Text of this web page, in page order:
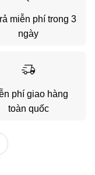
miễn phí trong 3
ngày
phí giao hàng
toàn quốc